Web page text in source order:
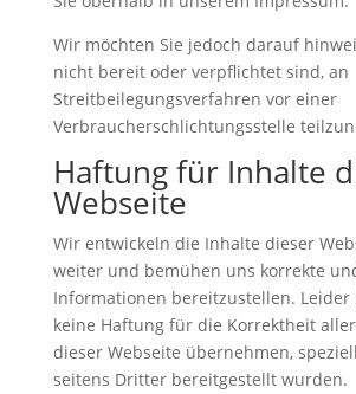
Wir möchten Sie jedoch darauf
nicht bereit oder verpflichtet sind, an
Streitbeilegungsverfahren vor einer
Verbraucherschlichtungsstelle
Haftung für Inhalte
Webseite
Wir entwickeln die Inhalte dieser
weiter und bemühen uns korrekte
Informationen bereitzustellen. Leider
keine Haftung für die Korrektheit
dieser Webseite übernehmen,
seitens Dritter bereitgestellt wurden.